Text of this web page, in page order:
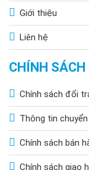
Giới thiệu
Liên hệ
CHÍNH SÁCH
Chính sách đổi
Thông tin
Chính sách bán
Chính sách giao